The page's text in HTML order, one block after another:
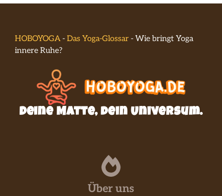
HOBOYOGA - Das Yoga-Glossar - Wie bringt Yoga
innere Ruhe?
Deine Matte, dein Universum.
Über uns